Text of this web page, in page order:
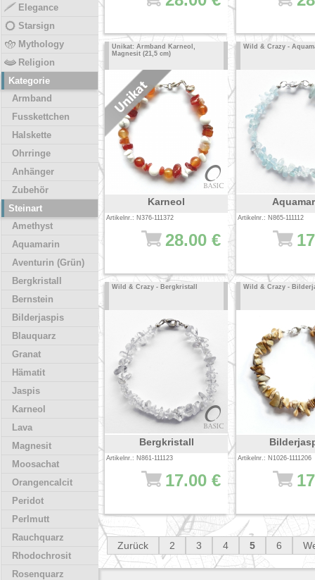
Unikat: Armband Karneol,
Magnesit (21,5 cm)
Karneol
Artikelnr.: N376-111372
28.00 €
Wild & Crazy -
Artikelnr.: N865-111112
Wild & Crazy - Bergkristall
Bergkristall
Artikelnr.: N861-111123
17.00 €
Wild & Crazy -
Artikelnr.: N1026-1111206
Zurück 2 3 4 5 6
Elegance
Starsign
Mythology
Religion
Kategorie
Armband
Fusskettchen
Halskette
Ohrringe
Anhänger
Zubehör
Steinart
Amethyst
Aquamarin
Aventurin (Grün)
Bergkristall
Bernstein
Bilderjaspis
Blauquarz
Granat
Hämatit
Jaspis
Karneol
Lava
Magnesit
Moosachat
Orangencalcit
Peridot
Perlmutt
Rauchquarz
Rhodochrosit
Rosenquarz